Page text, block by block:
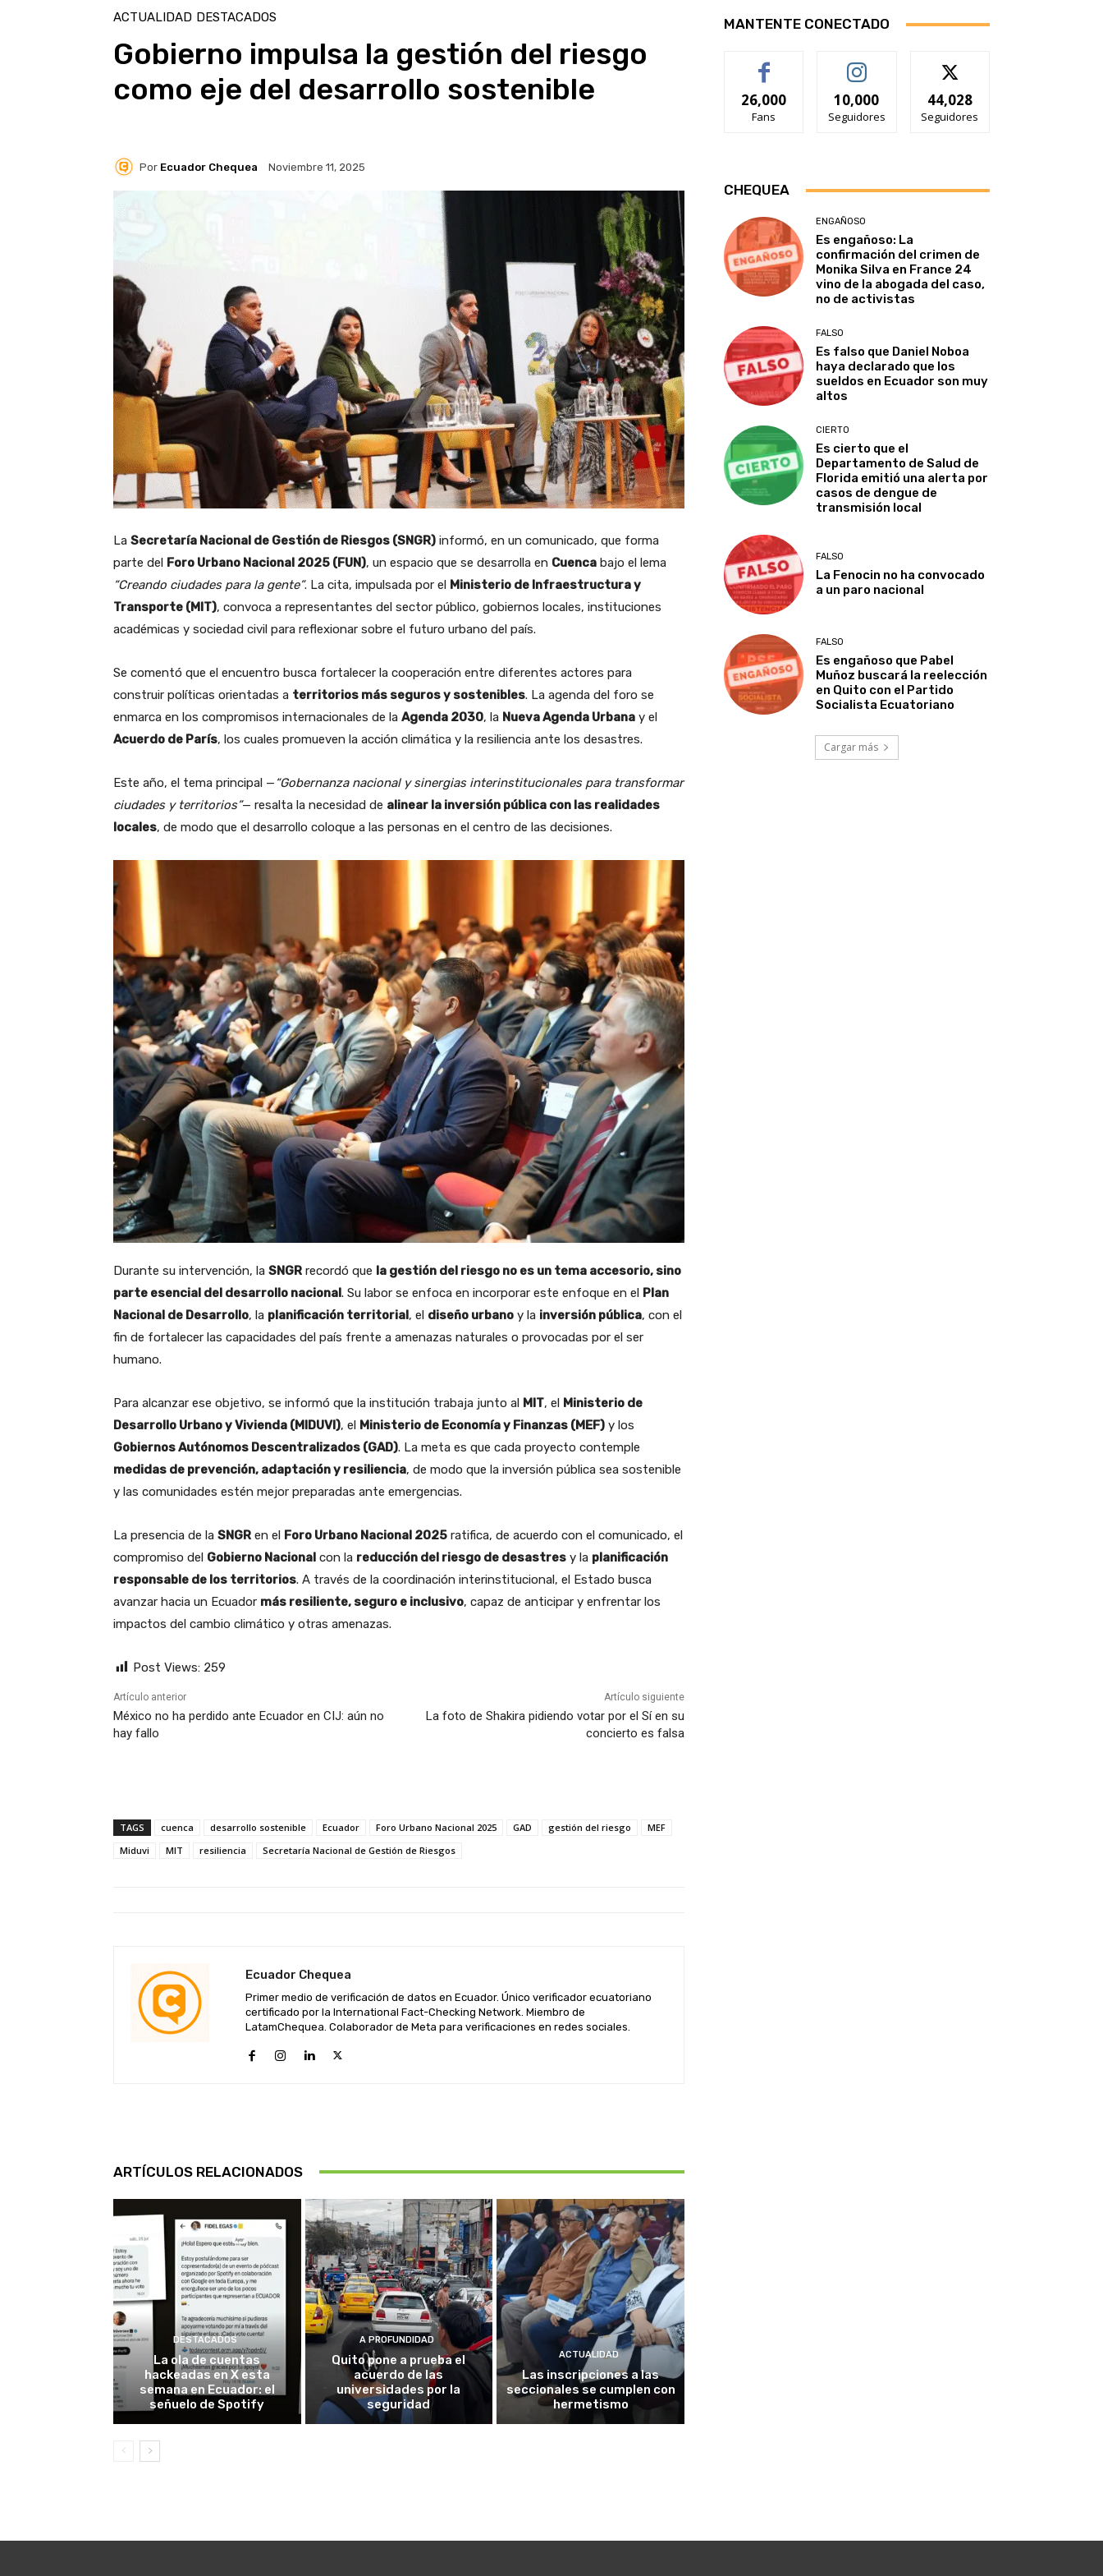
ACTUALIDAD DESTACADOS
Gobierno impulsa la gestión del riesgo
como eje del desarrollo sostenible
Por Ecuador Chequea Noviembre 11, 2025
La Secretaría Nacional de Gestión de Riesgos (SNGR) informó, en un comunicado, que forma
parte del Foro Urbano Nacional 2025 (FUN), un espacio que se desarrolla en Cuenca bajo el lema
“Creando ciudades para la gente”. La cita, impulsada por el Ministerio de Infraestructura y
Transporte (MIT), convoca a representantes del sector público, gobiernos locales, instituciones
académicas y sociedad civil para reflexionar sobre el futuro urbano del país.
Se comentó que el encuentro busca fortalecer la cooperación entre diferentes actores para
construir políticas orientadas a territorios más seguros y sostenibles. La agenda del foro se
enmarca en los compromisos internacionales de la Agenda 2030, la Nueva Agenda Urbana y el
Acuerdo de París, los cuales promueven la acción climática y la resiliencia ante los desastres.
Este año, el tema principal — “Gobernanza nacional y sinergias interinstitucionales para transformar
ciudades y territorios”— resalta la necesidad de alinear la inversión pública con las realidades
locales, de modo que el desarrollo coloque a las personas en el centro de las decisiones.
Durante su intervención, la SNGR recordó que la gestión del riesgo no es un tema accesorio, sino
parte esencial del desarrollo nacional. Su labor se enfoca en incorporar este enfoque en el Plan
Nacional de Desarrollo, la planificación territorial, el diseño urbano y la inversión pública, con el
fin de fortalecer las capacidades del país frente a amenazas naturales o provocadas por el ser
humano.
Para alcanzar ese objetivo, se informó que la institución trabaja junto al MIT, el Ministerio de
Desarrollo Urbano y Vivienda (MIDUVI), el Ministerio de Economía y Finanzas (MEF) y los
Gobiernos Autónomos Descentralizados (GAD). La meta es que cada proyecto contemple
medidas de prevención, adaptación y resiliencia, de modo que la inversión pública sea sostenible
y las comunidades estén mejor preparadas ante emergencias.
La presencia de la SNGR en el Foro Urbano Nacional 2025 ratifica, de acuerdo con el comunicado, el
compromiso del Gobierno Nacional con la reducción del riesgo de desastres y la planificación
responsable de los territorios. A través de la coordinación interinstitucional, el Estado busca
avanzar hacia un Ecuador más resiliente, seguro e inclusivo, capaz de anticipar y enfrentar los
impactos del cambio climático y otras amenazas.
Post Views: 259
Artículo anterior
México no ha perdido ante Ecuador en CIJ: aún no
hay fallo
Artículo siguiente
La foto de Shakira pidiendo votar por el Sí en su
concierto es falsa
TAGS cuenca desarrollo sostenible Ecuador Foro Urbano Nacional 2025 GAD gestión del riesgo
MEF
Miduvi
MIT resiliencia Secretaría Nacional de Gestión de Riesgos
Ecuador Chequea
Primer medio de verificación de datos en Ecuador. Único verificador ecuatoriano
certificado por la International Fact-Checking Network. Miembro de
LatamChequea. Colaborador de Meta para verificaciones en redes sociales.
ARTÍCULOS RELACIONADOS
DESTACADOS
La ola de cuentas
hackeadas en X esta
semana en Ecuador: el
señuelo de Spotify
A PROFUNDIDAD
Quito pone a prueba el
acuerdo de las
universidades por la
seguridad
ACTUALIDAD
Las inscripciones a las
seccionales se cumplen con
hermetismo
MANTENTE CONECTADO
26,000
Fans
10,000
Seguidores
44,028
Seguidores
CHEQUEA
ENGAÑOSO
Es engañoso: La
confirmación del crimen de
Monika Silva en France 24
vino de la abogada del caso,
no de activistas
FALSO
Es falso que Daniel Noboa
haya declarado que los
sueldos en Ecuador son muy
altos
CIERTO
Es cierto que el
Departamento de Salud de
Florida emitió una alerta por
casos de dengue de
transmisión local
FALSO
La Fenocin no ha convocado
a un paro nacional
FALSO
Es engañoso que Pabel
Muñoz buscará la reelección
en Quito con el Partido
Socialista Ecuatoriano
Cargar más